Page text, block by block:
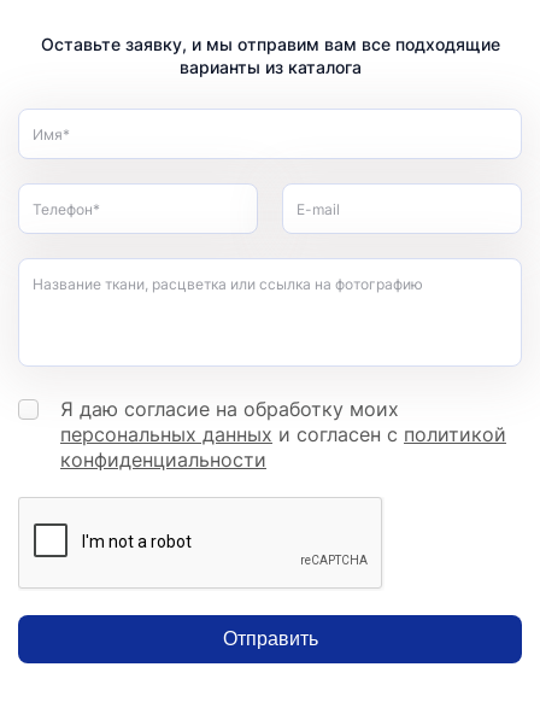
Оставьте заявку, и мы отправим вам все подходящие
варианты из каталога
Имя*
Телефон* E-mail
Название ткани, расцветка или ссылка на фотографию
Я даю согласие на обработку моих
персональных данных и согласен с политикой
конфиденциальности
Отправить